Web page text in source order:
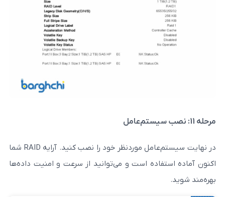
در نهایت سیستم‌عامل موردنظر خود را نصب کنید. آرایه RAID شما
است و می‌توانید از سرعت و امنیت داده‌ها